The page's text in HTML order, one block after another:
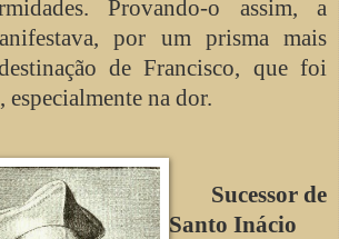
Provando-o assim, a
por um prisma mais
de Francisco, que foi
especialmente na dor.
Sucessor de
Santo Inácio